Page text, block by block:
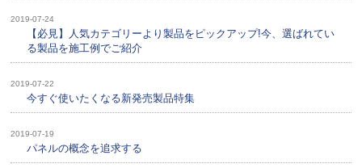
2019-07-24
【必見】人気カテゴリーより製品をピックアップ!今、選ばれてい
る製品を施工例でご紹介
2019-07-22
今すぐ使いたくなる新発売製品特集
2019-07-19
パネルの概念を追求する